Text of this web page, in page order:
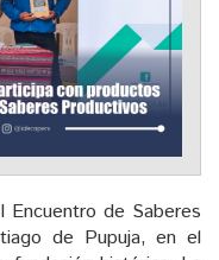
de Saberes
de Pupuja, en el